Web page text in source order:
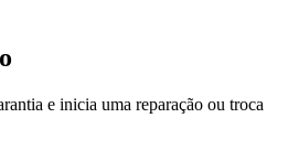
e inicia uma reparação ou troca